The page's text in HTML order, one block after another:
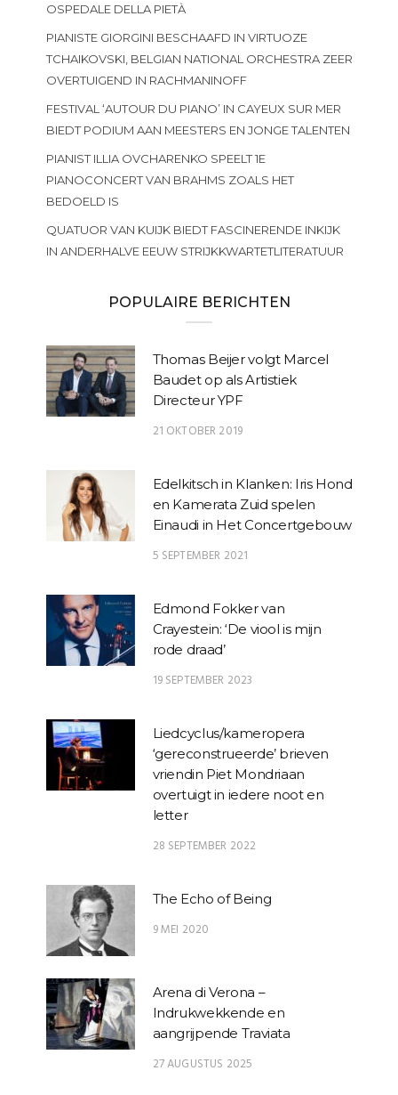
OSPEDALE DELLA PIETÀ
PIANISTE GIORGINI BESCHAAFD IN VIRTUOZE
TCHAIKOVSKI, BELGIAN NATIONAL ORCHESTRA ZEER
OVERTUIGEND IN RACHMANINOFF
FESTIVAL ‘AUTOUR DU PIANO’ IN CAYEUX SUR MER
BIEDT PODIUM AAN MEESTERS EN JONGE TALENTEN
PIANIST ILLIA OVCHARENKO SPEELT 1E
PIANOCONCERT VAN BRAHMS ZOALS HET
BEDOELD IS
QUATUOR VAN KUIJK BIEDT FASCINERENDE INKIJK
IN ANDERHALVE EEUW STRIJKKWARTETLITERATUUR
POPULAIRE BERICHTEN
Thomas Beijer volgt Marcel
Baudet op als Artistiek
Directeur YPF
21 OKTOBER 2019
Edelkitsch in Klanken: Iris Hond
en Kamerata Zuid spelen
Einaudi in Het Concertgebouw
5 SEPTEMBER 2021
Edmond Fokker van
Crayestein: ‘De viool is mijn
rode draad’
19 SEPTEMBER 2023
Liedcyclus/kameropera
‘gereconstrueerde’ brieven
vriendin Piet Mondriaan
overtuigt in iedere noot en
letter
28 SEPTEMBER 2022
The Echo of Being
9 MEI 2020
Arena di Verona –
Indrukwekkende en
aangrijpende Traviata
27 AUGUSTUS 2025